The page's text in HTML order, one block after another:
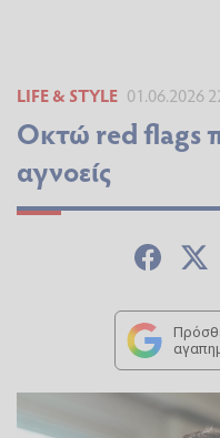
LIFE & STYLE 01.06.2026
Οκτώ red flags
αγνοείς